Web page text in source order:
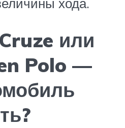
или
Polo —